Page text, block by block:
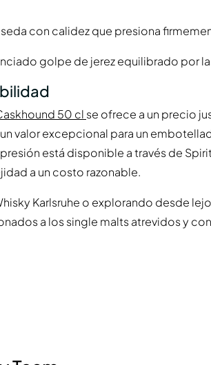
con calidez que presiona
golpe de jerez equilibrado por
50 cl se ofrece a un precio
valor excepcional para un
está disponible a través de
a un costo razonable.
Karlsruhe o explorando desde
a los single malts atrevidos y